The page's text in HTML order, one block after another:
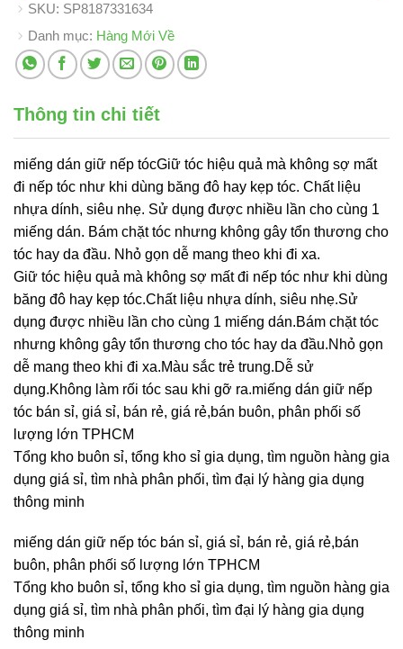
SKU: SP8187331634
Danh mục: Hàng Mới Về
Thông tin chi tiết
miếng dán giữ nếp tócGiữ tóc hiệu quả mà không sợ mất
đi nếp tóc như khi dùng băng đô hay kẹp tóc. Chất liệu
nhựa dính, siêu nhẹ. Sử dụng được nhiều lần cho cùng 1
miếng dán. Bám chặt tóc nhưng không gây tổn thương cho
tóc hay da đầu. Nhỏ gọn dễ mang theo khi đi xa.
Giữ tóc hiệu quả mà không sợ mất đi nếp tóc như khi dùng
băng đô hay kẹp tóc.Chất liệu nhựa dính, siêu nhẹ.Sử
dụng được nhiều lần cho cùng 1 miếng dán.Bám chặt tóc
nhưng không gây tổn thương cho tóc hay da đầu.Nhỏ gọn
dễ mang theo khi đi xa.Màu sắc trẻ trung.Dễ sử
dụng.Không làm rối tóc sau khi gỡ ra.miếng dán giữ nếp
tóc bán sỉ, giá sỉ, bán rẻ, giá rẻ,bán buôn, phân phối số
lượng lớn TPHCM
Tổng kho buôn sỉ, tổng kho sỉ gia dụng, tìm nguồn hàng gia
dụng giá sỉ, tìm nhà phân phối, tìm đại lý hàng gia dụng
thông minh
miếng dán giữ nếp tóc bán sỉ, giá sỉ, bán rẻ, giá rẻ,bán
buôn, phân phối số lượng lớn TPHCM
Tổng kho buôn sỉ, tổng kho sỉ gia dụng, tìm nguồn hàng gia
dụng giá sỉ, tìm nhà phân phối, tìm đại lý hàng gia dụng
thông minh